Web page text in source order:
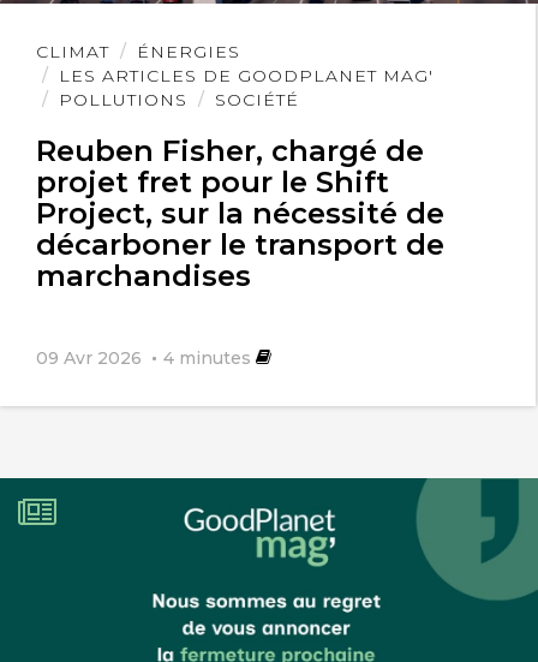
CLIMAT
ÉNERGIES
LES ARTICLES DE GOODPLANET MAG'
POLLUTIONS
SOCIÉTÉ
Reuben Fisher, chargé de
projet fret pour le Shift
Project, sur la nécessité de
décarboner le transport de
marchandises
09 Avr 2026 4 minutes
Lire
l'article